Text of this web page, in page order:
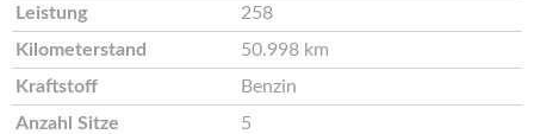
Leistung
258
Kilometerstand
50.998 km
Kraftstoff
Benzin
Anzahl Sitze
5